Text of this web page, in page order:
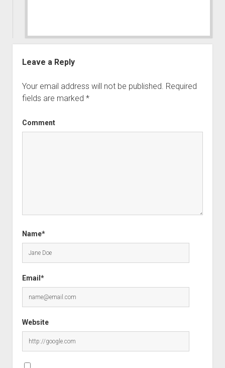
Leave a Reply
Your email address will not be published. Required
fields are marked *
Comment
Name*
Email*
Website